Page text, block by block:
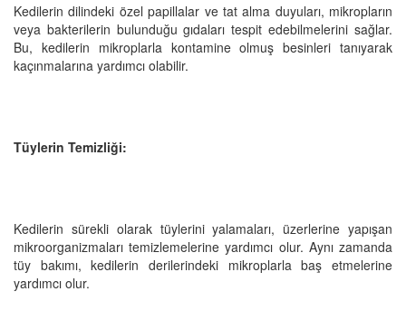
Kedilerin dilindeki özel papillalar ve tat alma duyuları, mikropların
veya bakterilerin bulunduğu gıdaları tespit edebilmelerini sağlar.
Bu, kedilerin mikroplarla kontamine olmuş besinleri tanıyarak
kaçınmalarına yardımcı olabilir.
Tüylerin Temizliği:
Kedilerin sürekli olarak tüylerini yalamaları, üzerlerine yapışan
mikroorganizmaları temizlemelerine yardımcı olur. Aynı zamanda
tüy bakımı, kedilerin derilerindeki mikroplarla baş etmelerine
yardımcı olur.